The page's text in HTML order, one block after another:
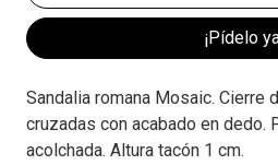
¡Pídelo
Sandalia romana Mosaic. Cierre
cruzadas con acabado en dedo.
acolchada. Altura tacón 1 cm.